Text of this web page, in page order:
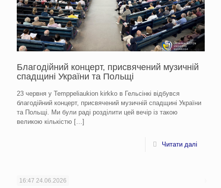
Благодійний концерт, присвячений музичній
спадщині України та Польщі
23 червня у Temppeliaukion kirkko в Гельсінкі відбувся
благодійний концерт, присвячений музичній спадщині України
та Польщі. Ми були раді розділити цей вечір із такою
великою кількістю[…]
Читати далі
16:47 24.06.2026